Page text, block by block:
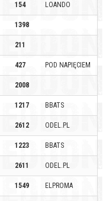
154 LOANDO
1398
211
427 POD NAPIĘCIEM
2008
1217 BBATS
2612 ODEL.PL
1223 BBATS
2611 ODEL.PL
1549 ELPROMA